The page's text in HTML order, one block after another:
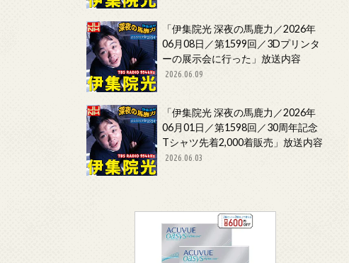
「伊集院光 深夜の馬鹿力／2026年
06月08日／第1599回／3Dプリンタ
ーの展示会に行った」放送内容
2026.06.09
「伊集院光 深夜の馬鹿力／2026年
06月01日／第1598回／30周年記念
Tシャツ先着2,000着販売」放送内容
2026.06.03